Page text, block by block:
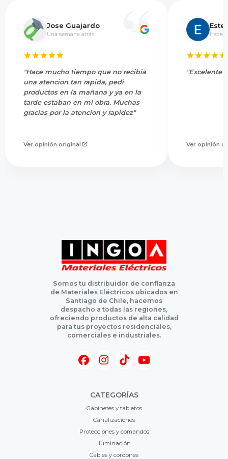
Jose Guajardo
Una semana atrás
"Hace mucho tiempo que no recibia
una atencion tan rapida, pedi
productos en la mañana y ya en la
tarde estaban en mi obra. Muchas
gracias por la atencion y rapidez"
Ver opinión original
Hace
"Excelente
Ver opinión
Somos tu distribuidor de confianza
de Materiales Eléctricos ubicados en
Santiago de Chile, hacemos
despacho a todas las regiones,
ofreciendo productos de alta calidad
para tus proyectos residenciales,
comerciales e industriales.
CATEGORÍAS
Gabinetes y tableros
Canalizaciones
Protecciones y comandos
Iluminación
Cables y cordones